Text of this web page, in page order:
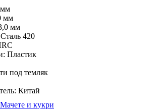
мм
мм
420
Пластик
под темляк
Китай
Мачете и кукри